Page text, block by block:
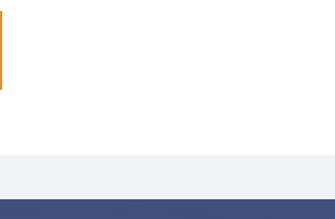
確認、サービスの提供